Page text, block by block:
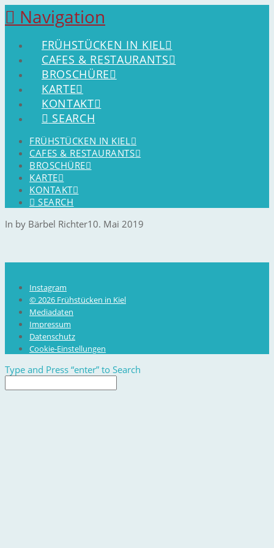
Navigation
FRÜHSTÜCKEN IN KIEL
CAFES & RESTAURANTS
BROSCHÜRE
KARTE
KONTAKT
SEARCH
FRÜHSTÜCKEN IN KIEL
CAFES & RESTAURANTS
BROSCHÜRE
KARTE
KONTAKT
SEARCH
In by Bärbel Richter10. Mai 2019
Instagram
© 2026 Frühstücken in Kiel
Mediadaten
Impressum
Datenschutz
Cookie-Einstellungen
Type and Press “enter” to Search